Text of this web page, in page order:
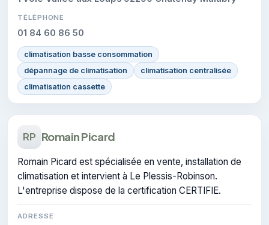
TÉLÉPHONE
01 84 60 86 50
climatisation basse consommation
dépannage de climatisation
climatisation centralisée
climatisation cassette
RP Romain Picard
Romain Picard est spécialisée en vente, installation de
climatisation et intervient à Le Plessis-Robinson.
L'entreprise dispose de la certification CERTIFIE.
ADRESSE